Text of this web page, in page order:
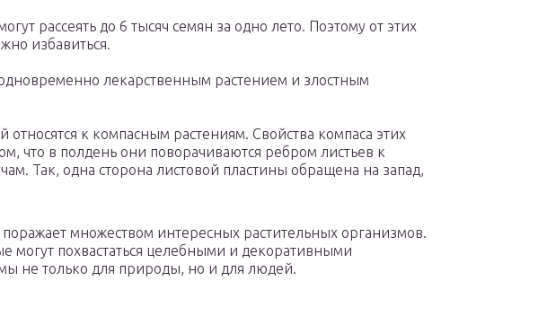
рассеять до 6 тысяч семян за одно лето. Поэтому от этих
избавиться.
лекарственным растением и злостным
относятся к компасным растениям. Свойства компаса этих
что в полдень они поворачиваются ребром листьев к
Так, одна сторона листовой пластины обращена на запад,
множеством интересных растительных организмов.
могут похвастаться целебными и декоративными
не только для природы, но и для людей.